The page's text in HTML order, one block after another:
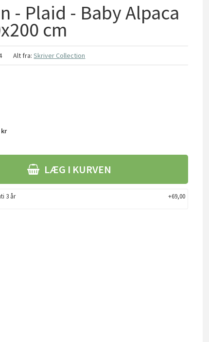
- Plaid - Baby Alpaca
cm
Alt fra:Skriver Collection
LÆG I KURVEN
3 år +69,00